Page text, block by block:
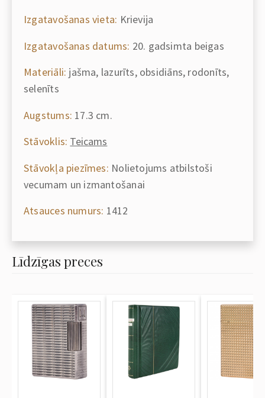
Izgatavošanas vieta: Krievija
Izgatavošanas datums: 20. gadsimta beigas
Materiāli: jašma, lazurīts, obsidiāns, rodonīts,
selenīts
Augstums: 17.3 cm.
Stāvoklis: Teicams
Stāvokļa piezīmes: Nolietojums atbilstoši
vecumam un izmantošanai
Atsauces numurs: 1412
Līdzīgas preces